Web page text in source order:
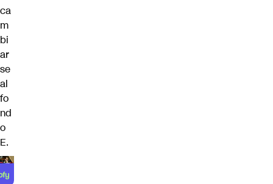
ca
m
bi
ar
se
al
fo
nd
o
E.